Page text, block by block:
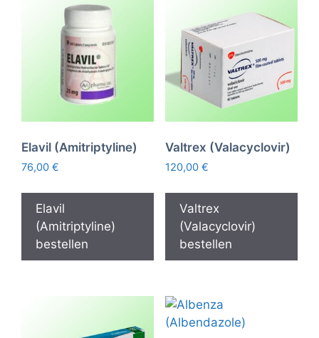
Elavil (Amitriptyline)
76,00 €
Elavil
(Amitriptyline)
bestellen
Valtrex (Valacyclovir)
120,00 €
Valtrex
(Valacyclovir)
bestellen